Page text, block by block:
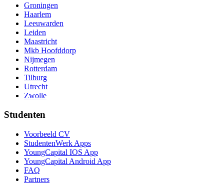
Groningen
Haarlem
Leeuwarden
Leiden
Maastricht
Mkb Hoofddorp
Nijmegen
Rotterdam
Tilburg
Utrecht
Zwolle
Studenten
Voorbeeld CV
StudentenWerk Apps
YoungCapital IOS App
YoungCapital Android App
FAQ
Partners